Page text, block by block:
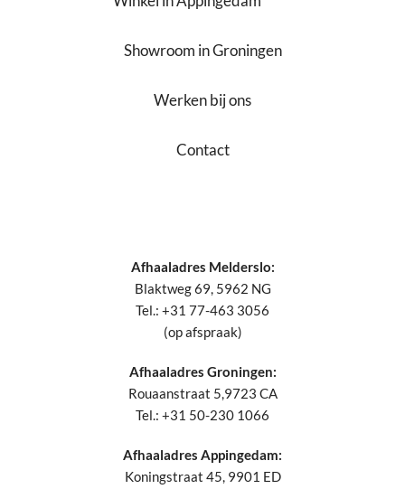
Showroom in Groningen
Werken bij ons
Contact
Afhaaladres Melderslo:
Blaktweg 69, 5962 NG
Tel.: +31 77-463 3056
(op afspraak)
Afhaaladres Groningen:
Rouaanstraat 5,9723 CA
Tel.: +31 50-230 1066
Afhaaladres Appingedam:
Koningstraat 45, 9901 ED